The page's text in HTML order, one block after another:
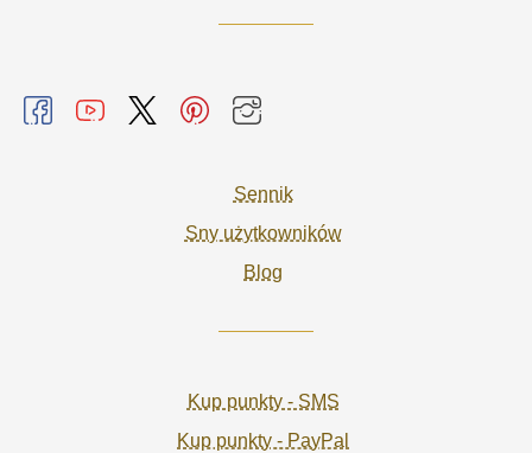
Sennik
Sny użytkowników
Blog
Kup punkty - SMS
Kup punkty - PayPal